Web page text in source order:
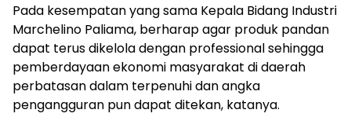
Pada kesempatan yang sama Kepala Bidang Industri
Marchelino Paliama, berharap agar produk pandan
dapat terus dikelola dengan professional sehingga
pemberdayaan ekonomi masyarakat di daerah
perbatasan dalam terpenuhi dan angka
pengangguran pun dapat ditekan, katanya.